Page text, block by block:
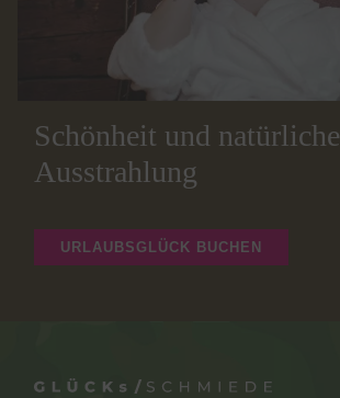
Schönheit und natürliche
Ausstrahlung
URLAUBSGLÜCK BUCHEN